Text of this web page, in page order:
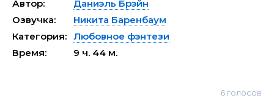
Автор:
Даниэль Брэйн
Озвучка:
Никита Баренбаум
Категория: Любовное фэнтези
Время:
9 ч. 44 м.
6 голосов